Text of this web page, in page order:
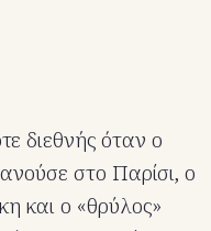
διεθνής όταν ο
στο Παρίσι, ο
και ο «θρύλος»